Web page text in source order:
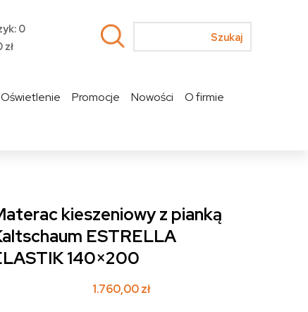
0
zł
Oświetlenie Promocje Nowości
O firmie
kieszeniowy z pianką
ESTRELLA
140×200
1.760,00zł